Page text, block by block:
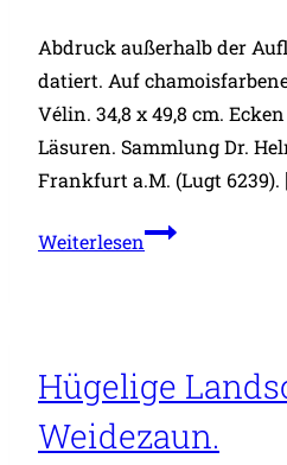
Horn,
dahinter
Walhalla
–
Thor
mit
Hammer
Abdruck außerhalb der
datiert. Auf
Vélin. 34,8 x 49,8 cm.
Läsuren. Sammlung Dr.
Frankfurt a.M. (Lugt 6239).
WeiterlesenFarblithographie
Hügelige
Weidezaun.